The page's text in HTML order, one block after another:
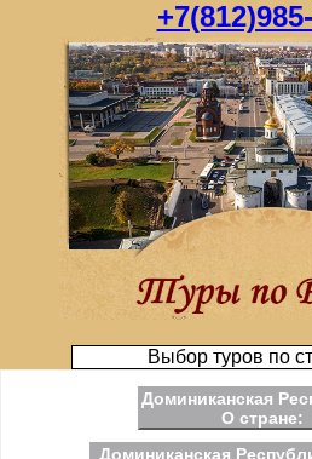
Выбор туров по
Доминиканская
О стране:
Доминиканская